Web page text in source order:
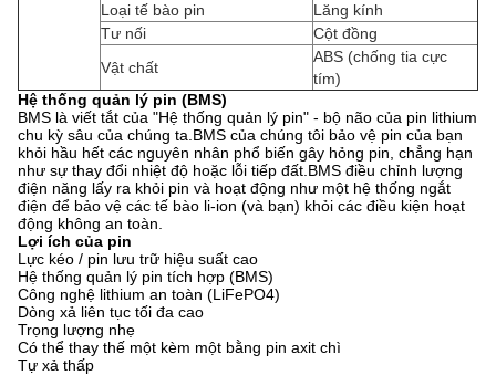
Loại tế bào pin
Lăng kính
Tư nối
Cột đồng
Vật chất
ABS (chống tia cực
tím)
Hệ thống quản lý pin (BMS)
BMS là viết tắt của "Hệ thống quản lý pin" - bộ não của pin lithium
chu kỳ sâu của chúng ta.BMS của chúng tôi bảo vệ pin của bạn
khỏi hầu hết các nguyên nhân phổ biến gây hỏng pin, chẳng hạn
như sự thay đổi nhiệt độ hoặc lỗi tiếp đất.BMS điều chỉnh lượng
điện năng lấy ra khỏi pin và hoạt động như một hệ thống ngắt
điện để bảo vệ các tế bào li-ion (và bạn) khỏi các điều kiện hoạt
động không an toàn.
Lợi ích của pin
Lực kéo / pin lưu trữ hiệu suất cao
Hệ thống quản lý pin tích hợp (BMS)
Công nghệ lithium an toàn (LiFePO4)
Dòng xả liên tục tối đa cao
Trọng lượng nhẹ
Có thể thay thế một kèm một bằng pin axit chì
Tự xả thấp